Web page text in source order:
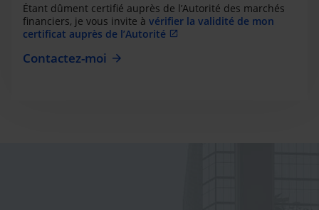
Étant dûment certifié auprès de l’Autorité des marchés
financiers, je vous invite à vérifier la validité de mon
certificat auprès de l’Autorité
Contactez-moi